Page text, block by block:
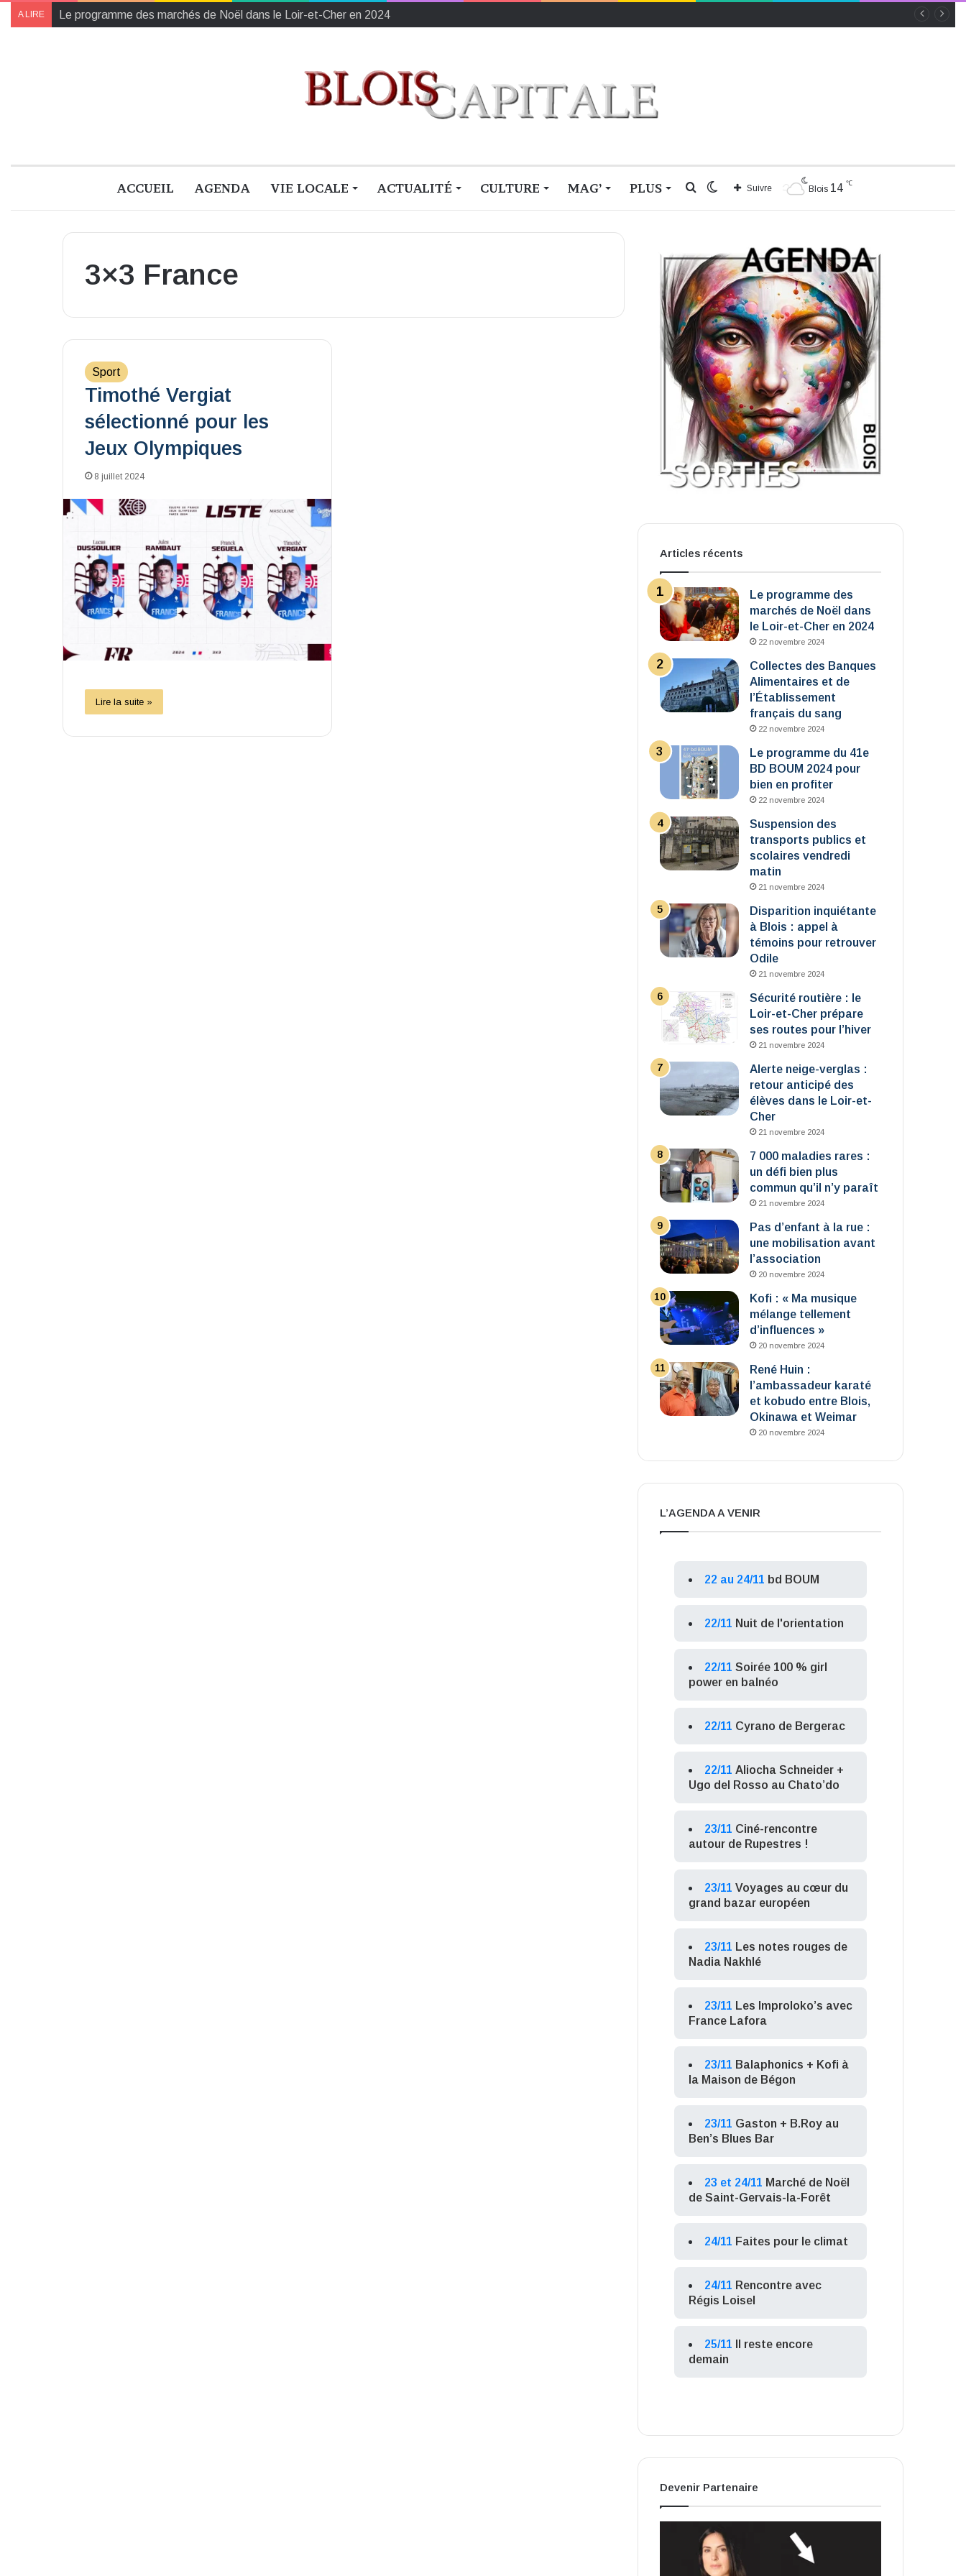
A LIRE Le programme des marchés de Noël dans le Loir-et-Cher en 2024
ACCUEIL AGENDA VIE LOCALE ACTUALITÉ CULTURE MAG’ PLUS Blois 14 ℃
Suivre
Switch
Rechercher
3×3 France
Sport
Timothé Vergiat
sélectionné pour les
Jeux Olympiques
8 juillet 2024
Lire la suite »
Articles récents
Le programme des
marchés de Noël dans
le Loir-et-Cher en 2024
22 novembre 2024
Collectes des Banques
Alimentaires et de
l’Établissement
français du sang
22 novembre 2024
Le programme du 41e
BD BOUM 2024 pour
bien en profiter
22 novembre 2024
Suspension des
transports publics et
scolaires vendredi
matin
21 novembre 2024
Disparition inquiétante
à Blois : appel à
témoins pour retrouver
Odile
21 novembre 2024
Sécurité routière : le
Loir-et-Cher prépare
ses routes pour l’hiver
21 novembre 2024
Alerte neige-verglas :
retour anticipé des
élèves dans le Loir-et-
Cher
21 novembre 2024
7 000 maladies rares :
un défi bien plus
commun qu’il n’y paraît
21 novembre 2024
Pas d’enfant à la rue :
une mobilisation avant
l’association
20 novembre 2024
Kofi : « Ma musique
mélange tellement
d’influences »
20 novembre 2024
René Huin :
l’ambassadeur karaté
et kobudo entre Blois,
Okinawa et Weimar
20 novembre 2024
L’AGENDA A VENIR
22 au 24/11 bd BOUM
22/11 Nuit de l'orientation
22/11 Soirée 100 % girl
power en balnéo
22/11 Cyrano de Bergerac
22/11 Aliocha Schneider +
Ugo del Rosso au Chato’do
23/11 Ciné-rencontre
autour de Rupestres !
23/11 Voyages au cœur du
grand bazar européen
23/11 Les notes rouges de
Nadia Nakhlé
23/11 Les Improloko’s avec
France Lafora
23/11 Balaphonics + Kofi à
la Maison de Bégon
23/11 Gaston + B.Roy au
Ben’s Blues Bar
23 et 24/11 Marché de Noël
de Saint-Gervais-la-Forêt
24/11 Faites pour le climat
24/11 Rencontre avec
Régis Loisel
25/11
Il reste encore
demain
Devenir Partenaire